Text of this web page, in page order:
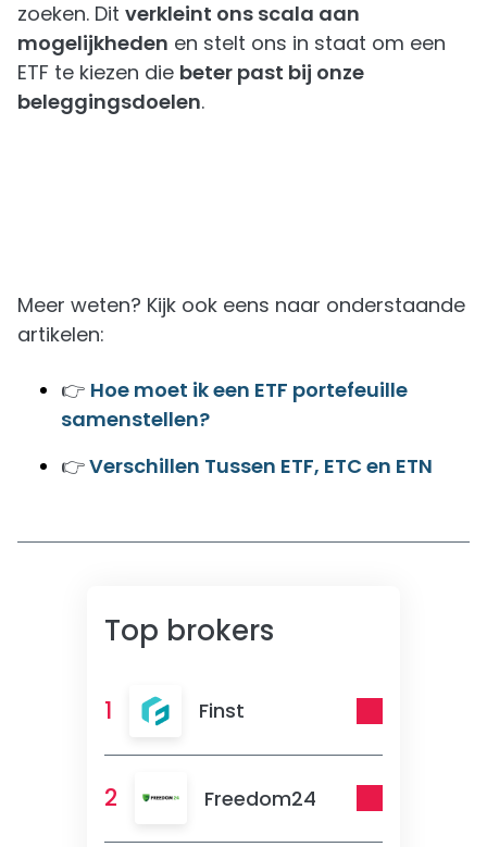
zoeken. Dit verkleint ons scala aan
mogelijkheden en stelt ons in staat om een
ETF te kiezen die beter past bij onze
beleggingsdoelen.
Meer weten? Kijk ook eens naar onderstaande
artikelen:
👉 Hoe moet ik een ETF portefeuille
samenstellen?
👉Verschillen Tussen ETF, ETC en ETN
Top brokers
1 Finst
2 Freedom24